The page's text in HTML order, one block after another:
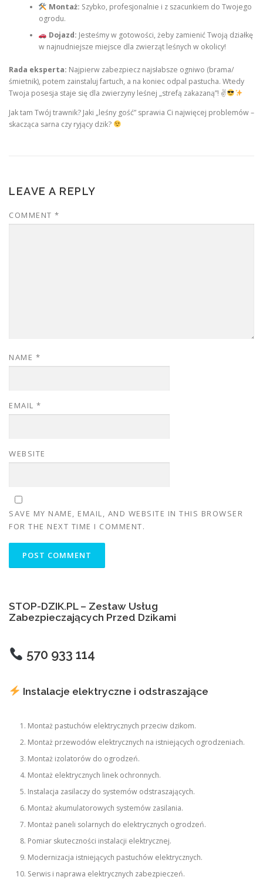
Montaż: Szybko, profesjonalnie i z szacunkiem do Twojego
ogrodu.
Dojazd: Jesteśmy w gotowości, żeby zamienić Twoją działkę
w najnudniejsze miejsce dla zwierząt leśnych w okolicy!
Rada eksperta: Najpierw zabezpiecz najsłabsze ogniwo (brama/
śmietnik), potem zainstaluj fartuch, a na koniec odpal pastucha. Wtedy
Twoja posesja staje się dla zwierzyny leśnej „strefą zakazaną”! ✌
Jak tam Twój trawnik? Jaki „leśny gość” sprawia Ci najwięcej problemów –
skacząca sarna czy ryjący dzik?
LEAVE A REPLY
COMMENT *
NAME *
EMAIL *
WEBSITE
SAVE MY NAME, EMAIL, AND WEBSITE IN THIS BROWSER
FOR THE NEXT TIME I COMMENT.
STOP-DZIK.PL – Zestaw Usług
Zabezpieczających Przed Dzikami
570 933 114
Instalacje elektryczne i odstraszające
Montaż pastuchów elektrycznych przeciw dzikom.
Montaż przewodów elektrycznych na istniejących ogrodzeniach.
Montaż izolatorów do ogrodzeń.
Montaż elektrycznych linek ochronnych.
Instalacja zasilaczy do systemów odstraszających.
Montaż akumulatorowych systemów zasilania.
Montaż paneli solarnych do elektrycznych ogrodzeń.
Pomiar skuteczności instalacji elektrycznej.
Modernizacja istniejących pastuchów elektrycznych.
Serwis i naprawa elektrycznych zabezpieczeń.